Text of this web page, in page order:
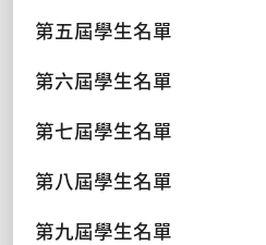
第五屆學生名單
第六屆學生名單
第七屆學生名單
第八屆學生名單
第九屆學生名單